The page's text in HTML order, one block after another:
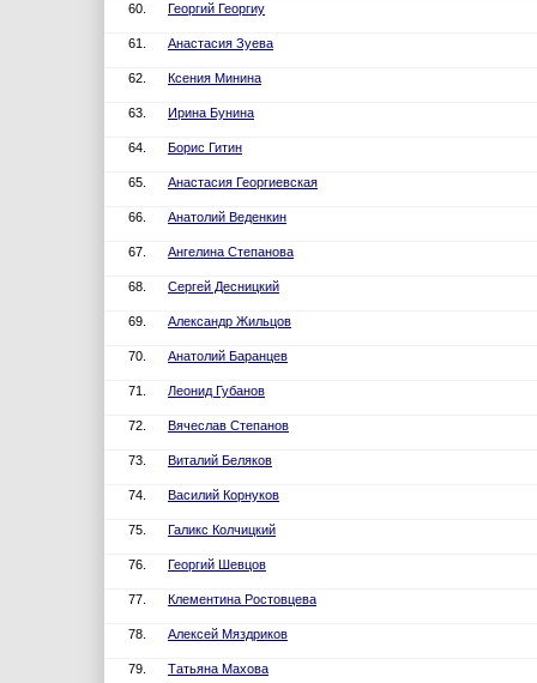
60. Георгий Георгиу
61. Анастасия Зуева
62. Ксения Минина
63. Ирина Бунина
64. Борис Гитин
65. Анастасия Георгиевская
66. Анатолий Веденкин
67. Ангелина Степанова
68. Сергей Десницкий
69. Александр Жильцов
70. Анатолий Баранцев
71. Леонид Губанов
72. Вячеслав Степанов
73. Виталий Беляков
74. Василий Корнуков
75. Галикс Колчицкий
76. Георгий Шевцов
77. Клементина Ростовцева
78. Алексей Мяздриков
79. Татьяна Махова